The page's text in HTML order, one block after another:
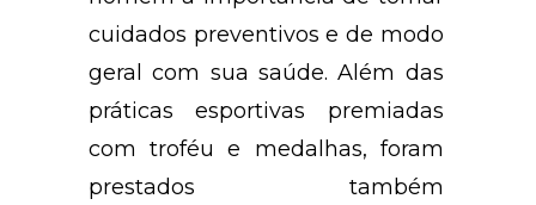
cuidados preventivos e de modo
geral com sua saúde. Além das
práticas esportivas premiadas
com troféu e medalhas, foram
prestados também